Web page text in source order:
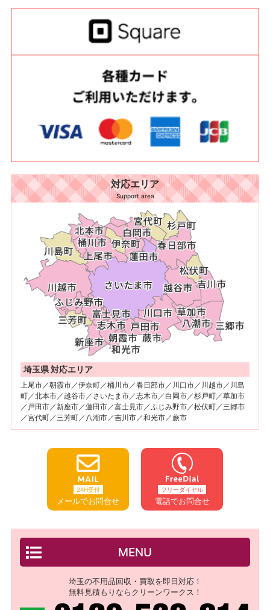
対応エリア
Support area
埼玉県 対応エリア
上尾市／朝霞市／伊奈町／桶川市／春日部市／川口市／川越市／川島
町／北本市／越谷市／さいたま市／志木市／白岡市／杉戸町／草加市
／戸田市／新座市／蓮田市／富士見市／ふじみ野市／松伏町／三郷市
／宮代町／三芳町／八潮市／吉川市／和光市／蕨市
24H受付
メールでお問合せ
フリーダイヤル
電話でお問合せ
MENU
埼玉の不用品回収・買取を即日対応！
無料見積もりならクリーンワークス！